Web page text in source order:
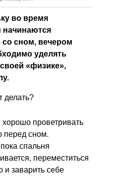
во время
начинаются
сном, вечером
уделять
«физике»,
делать?
хорошо проветривать
перед сном.
спальня
переместиться
и заварить себе